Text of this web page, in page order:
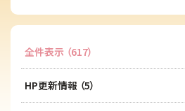
全件表示 （617）
HP更新情報 （5）